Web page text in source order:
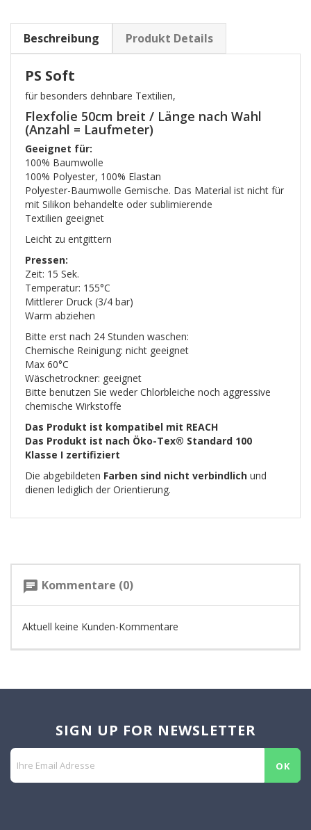
Beschreibung Produkt Details
PS Soft
für besonders dehnbare Textilien,
Flexfolie 50cm breit / Länge nach Wahl
(Anzahl = Laufmeter)
Geeignet für:
100% Baumwolle
100% Polyester, 100% Elastan
Polyester-Baumwolle Gemische. Das Material ist nicht für
mit Silikon behandelte oder sublimierende
Textilien geeignet
Leicht zu entgittern
Pressen:
Zeit: 15 Sek.
Temperatur: 155°C
Mittlerer Druck (3/4 bar)
Warm abziehen
Bitte erst nach 24 Stunden waschen:
Chemische Reinigung: nicht geeignet
Max 60°C
Wäschetrockner: geeignet
Bitte benutzen Sie weder Chlorbleiche noch aggressive
chemische Wirkstoffe
Das Produkt ist kompatibel mit REACH
Das Produkt ist nach Öko-Tex® Standard 100
Klasse I zertifiziert
Die abgebildeten Farben sind nicht verbindlich und
dienen lediglich der Orientierung.
chat Kommentare (0)
Aktuell keine Kunden-Kommentare
SIGN UP FOR NEWSLETTER